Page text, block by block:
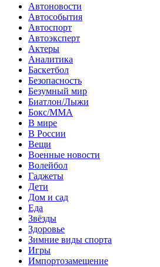
Автоновости
Автособытия
Автоспорт
Автоэксперт
Актеры
Аналитика
Баскетбол
Безопасность
Безумный мир
Биатлон/Лыжи
Бокс/MMA
В мире
В России
Вещи
Военные новости
Волейбол
Гаджеты
Дети
Дом и сад
Еда
Звёзды
Здоровье
Зимние виды спорта
Игры
Импортозамещение